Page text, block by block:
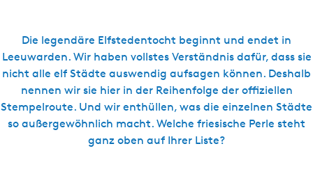
Die legendäre Elfstedentocht beginnt und endet in
Leeuwarden. Wir haben vollstes Verständnis dafür, dass sie
nicht alle elf Städte auswendig aufsagen können. Deshalb
nennen wir sie hier in der Reihenfolge der offiziellen
Stempelroute. Und wir enthüllen, was die einzelnen Städte
so außergewöhnlich macht. Welche friesische Perle steht
ganz oben auf Ihrer Liste?